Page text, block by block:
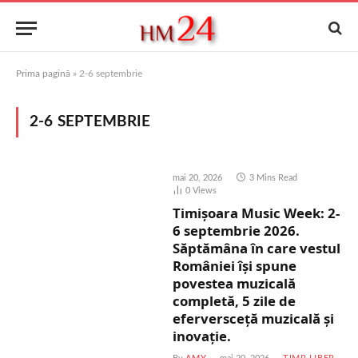
Prima pagină » 2-6 septembrie
2-6 SEPTEMBRIE
mai 20, 2026
3 Mins Read
0 Views
Timișoara Music Week: 2-
6 septembrie 2026.
Săptămâna în care vestul
României își spune
povestea muzicală
completă, 5 zile de
eferversceță muzicală și
inovație.